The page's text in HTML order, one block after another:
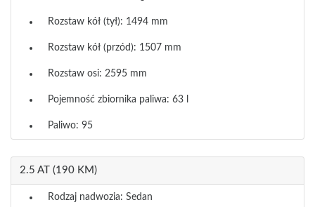
Rozstaw kół (tył): 1494 mm
Rozstaw kół (przód): 1507 mm
Rozstaw osi: 2595 mm
Pojemność zbiornika paliwa: 63 l
Paliwo: 95
2.5 AT (190 KM)
Rodzaj nadwozia: Sedan